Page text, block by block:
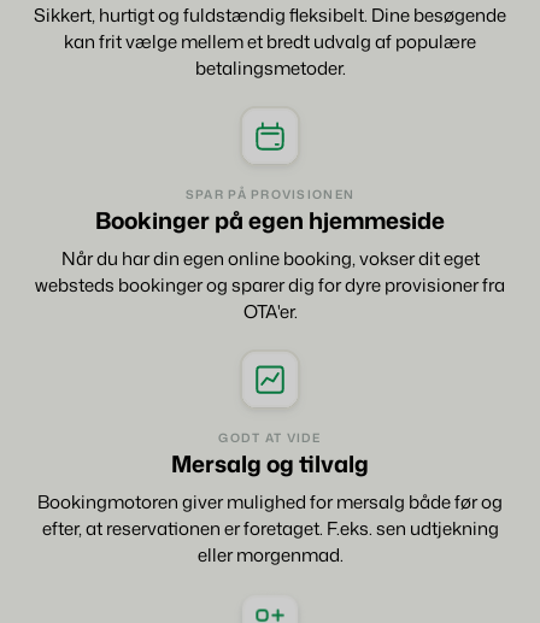
Sikkert, hurtigt og fuldstændig fleksibelt. Dine besøgende
kan frit vælge mellem et bredt udvalg af populære
betalingsmetoder.
SPAR PÅ PROVISIONEN
Bookinger på egen hjemmeside
Når du har din egen online booking, vokser dit eget
websteds bookinger og sparer dig for dyre provisioner fra
OTA'er.
GODT AT VIDE
Mersalg og tilvalg
Bookingmotoren giver mulighed for mersalg både før og
efter, at reservationen er foretaget. F.eks. sen udtjekning
eller morgenmad.